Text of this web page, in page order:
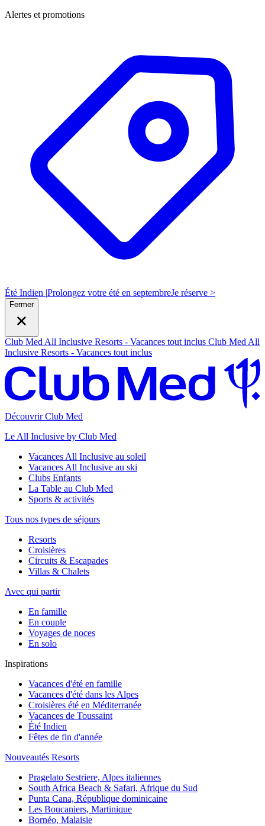
Alertes et promotions
Été Indien |Prolongez votre été en septembreJe réserve >
Fermer
Club Med All Inclusive Resorts - Vacances tout inclus Club Med All
Inclusive Resorts - Vacances tout inclus
Découvrir Club Med
Le All Inclusive by Club Med
Vacances All Inclusive au soleil
Vacances All Inclusive au ski
Clubs Enfants
La Table au Club Med
Sports & activités
Tous nos types de séjours
Resorts
Croisières
Circuits & Escapades
Villas & Chalets
Avec qui partir
En famille
En couple
Voyages de noces
En solo
Inspirations
Vacances d'été en famille
Vacances d'été dans les Alpes
Croisières été en Méditerranée
Vacances de Toussaint
Été Indien
Fêtes de fin d'année
Nouveautés Resorts
Pragelato Sestriere, Alpes italiennes
South Africa Beach & Safari, Afrique du Sud
Punta Cana, République dominicaine
Les Boucaniers, Martinique
Bornéo, Malaisie